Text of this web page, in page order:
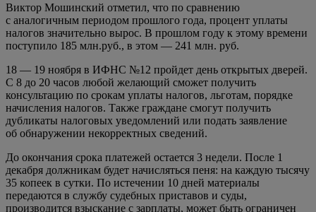
Виктор Мошинский отметил, что по сравнению
с аналогичным периодом прошлого года, процент уплаты
налогов значительно вырос. В прошлом году к этому времени
поступило 185 млн.руб., в этом — 241 млн. руб.
18 — 19 ноября в ИФНС №12 пройдет день открытых дверей.
С 8 до 20 часов любой желающий сможет получить
консультацию по срокам уплаты налогов, льготам, порядке
начисления налогов. Также граждане смогут получить
дубликаты налоговых уведомлений или подать заявление
об обнаружении некорректных сведений.
До окончания срока платежей остается 3 недели. После 1
декабря должникам будет начисляться пеня: на каждую тысячу
35 копеек в сутки. По истечении 10 дней материалы
передаются в службу судебных приставов и суды,
производится взыскание с зарплаты, может быть ограничен